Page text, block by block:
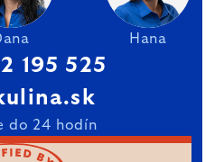
Hana
195 525
do 24 hodín